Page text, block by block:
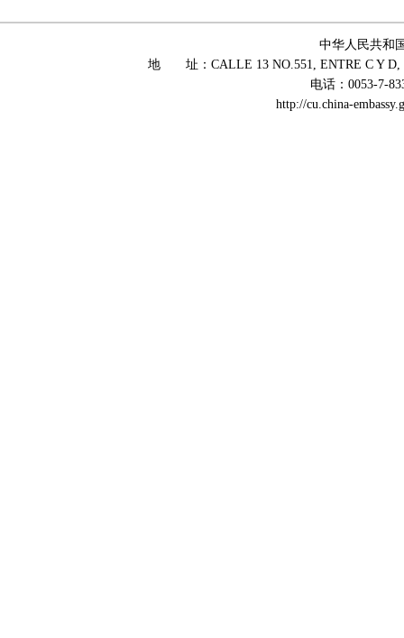
中华人民共和
地 址：CALLE 13 NO.551, ENTRE C Y D,
电话：0053-7-
http://cu.china-